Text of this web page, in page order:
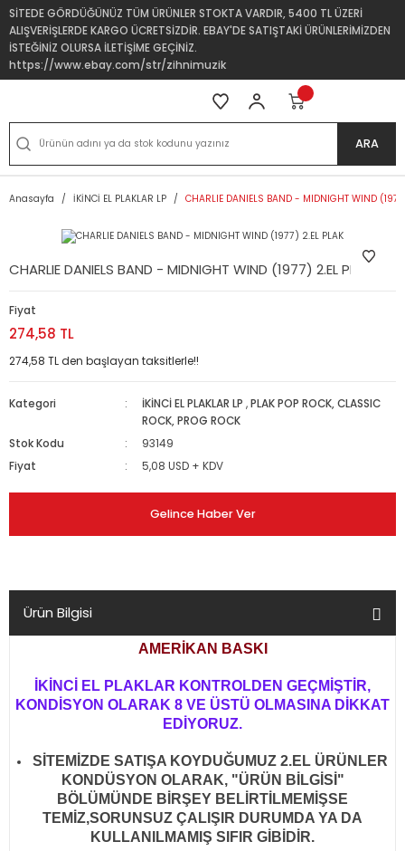
SİTEDE GÖRDÜĞÜNÜZ TÜM ÜRÜNLER STOKTA VARDIR, 5400 TL ÜZERİ
ALIŞVERİŞLERDE KARGO ÜCRETSİZDİR. EBAY'DE SATIŞTAKİ ÜRÜNLERİMİZDEN
İSTEĞİNİZ OLURSA İLETİŞİME GEÇİNİZ.
https://www.ebay.com/str/zihnimuzik
ARA
Anasayfa İKİNCİ EL PLAKLAR LP CHARLIE DANIELS BAND - MIDNIGHT WIND
CHARLIE DANIELS BAND - MIDNIGHT WIND (1977) 2.EL PLAK
Fiyat
274,58 TL
274,58 TL den başlayan taksitlerle!!
Kategori İKİNCİ EL PLAKLAR LP ,PLAK POP ROCK, CLASSIC
ROCK, PROG ROCK
Stok Kodu
93149
Fiyat
5,08 USD + KDV
Gelince Haber Ver
Ürün Bilgisi
AMERİKAN BASKI
İKİNCİ EL PLAKLAR KONTROLDEN GEÇMİŞTİR,
KONDİSYON OLARAK 8 VE ÜSTÜ OLMASINA DİKKAT
EDİYORUZ.
SİTEMİZDE SATIŞA KOYDUĞUMUZ 2.EL ÜRÜNLER
KONDÜSYON OLARAK, "ÜRÜN BİLGİSİ"
BÖLÜMÜNDE BİRŞEY BELİRTİLMEMİŞSE
TEMİZ,SORUNSUZ ÇALIŞIR DURUMDA YA DA
KULLANILMAMIŞ SIFIR GİBİDİR.